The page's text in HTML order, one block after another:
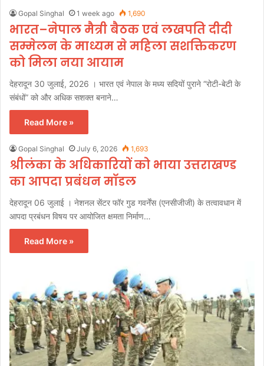
Gopal Singhal 1 week ago 1,690
भारत–नेपाल मैत्री बैठक एवं लखपति दीदी
सम्मेलन के माध्यम से महिला सशक्तिकरण
को मिला नया आयाम
देहरादून 30 जुलाई, 2026 । भारत एवं नेपाल के मध्य सदियों पुराने “रोटी-बेटी के
संबंधों” को और अधिक सशक्त बनाने…
Read More »
Gopal Singhal July 6, 2026 1,693
श्रीलंका के अधिकारियों को भाया उत्तराखण्ड
का आपदा प्रबंधन माॅडल
देहरादून 06 जुलाई । नेशनल सेंटर फॉर गुड गवर्नेंस (एनसीजीजी) के तत्वावधान में
आपदा प्रबंधन विषय पर आयोजित क्षमता निर्माण…
Read More »